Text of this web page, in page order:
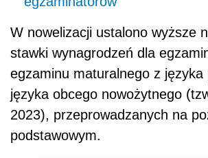
W nowelizacji ustalono wyższe
stawki wynagrodzeń dla
egzaminu maturalnego z języka
języka obcego nowożytnego
2023), przeprowadzanych na
podstawowym.